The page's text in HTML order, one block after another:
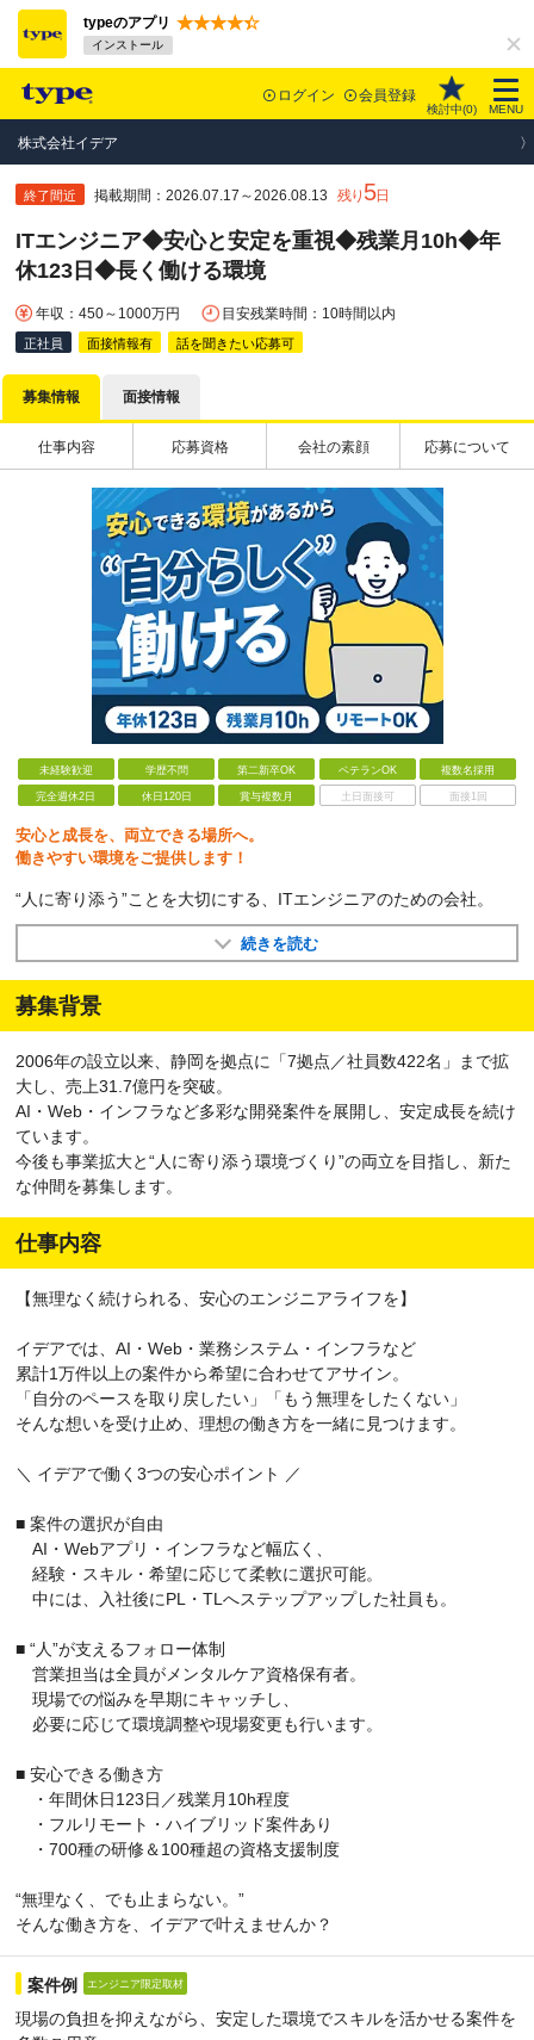
typeのアプリ
インストール
ログイン 会員登録
検討中(0) MENU
株式会社イデア
終了間近 掲載期間：2026.07.17～2026.08.13 残り 5日
ITエンジニア◆安心と安定を重視◆残業月10h◆年
休123日◆長く働ける環境
年収：450～1000万円 目安残業時間：10時間以内
正社員 面接情報有 話を聞きたい応募可
募集情報 面接情報
仕事内容 応募資格 会社の素顔 応募について
未経験歓迎 学歴不問 第二新卒OK ベテランOK 複数名採用
完全週休2日 休日120日 賞与複数月 土日面接可 面接1回
安心と成長を、両立できる場所へ。
働きやすい環境をご提供します！
“人に寄り添う”ことを大切にする、ITエンジニアのための会社。
続きを読む
募集背景
2006年の設立以来、静岡を拠点に「7拠点／社員数422名」まで拡
大し、売上31.7億円を突破。
AI・Web・インフラなど多彩な開発案件を展開し、安定成長を続け
ています。
今後も事業拡大と“人に寄り添う環境づくり”の両立を目指し、新た
な仲間を募集します。
仕事内容
【無理なく続けられる、安心のエンジニアライフを】
イデアでは、AI・Web・業務システム・インフラなど
累計1万件以上の案件から希望に合わせてアサイン。
「自分のペースを取り戻したい」「もう無理をしたくない」
そんな想いを受け止め、理想の働き方を一緒に見つけます。
＼ イデアで働く3つの安心ポイント ／
■ 案件の選択が自由
AI・Webアプリ・インフラなど幅広く、
経験・スキル・希望に応じて柔軟に選択可能。
中には、入社後にPL・TLへステップアップした社員も。
■ “人”が支えるフォロー体制
営業担当は全員がメンタルケア資格保有者。
現場での悩みを早期にキャッチし、
必要に応じて環境調整や現場変更も行います。
■ 安心できる働き方
・年間休日123日／残業月10h程度
・フルリモート・ハイブリッド案件あり
・700種の研修＆100種超の資格支援制度
“無理なく、でも止まらない。”
そんな働き方を、イデアで叶えませんか？
案件例 エンジニア限定取材
現場の負担を抑えながら、安定した環境でスキルを活かせる案件を